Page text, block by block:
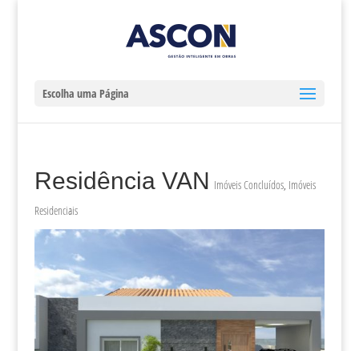
Escolha uma Página
Residência VAN Imóveis Concluídos, Imóveis
Residenciais